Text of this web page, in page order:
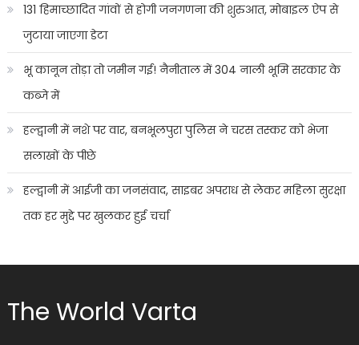
131 हिमाच्छादित गांवों से होगी जनगणना की शुरुआत, मोबाइल ऐप से
जुटाया जाएगा डेटा
भू कानून तोड़ा तो जमीन गई! नैनीताल में 304 नाली भूमि सरकार के
कब्जे में
हल्द्वानी में नशे पर वार, बनभूलपुरा पुलिस ने चरस तस्कर को भेजा
सलाखों के पीछे
हल्द्वानी में आईजी का जनसंवाद, साइबर अपराध से लेकर महिला सुरक्षा
तक हर मुद्दे पर खुलकर हुई चर्चा
The World Varta